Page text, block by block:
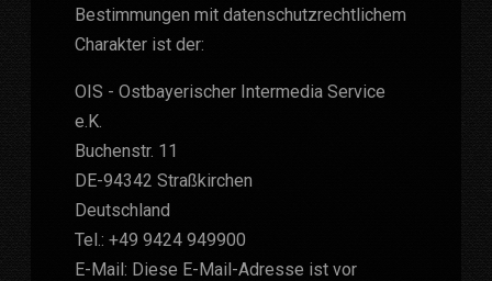
Bestimmungen mit datenschutzrechtlichem
Charakter ist der:
OIS - Ostbayerischer Intermedia Service
e.K.
Buchenstr. 11
DE-94342 Straßkirchen
Deutschland
Tel.: +49 9424 949900
E-Mail: Diese E-Mail-Adresse ist vor